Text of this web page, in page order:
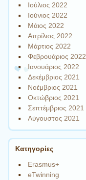
Ιούλιος 2022
Ιούνιος 2022
Μάιος 2022
Απρίλιος 2022
Μάρτιος 2022
Φεβρουάριος 2022
Ιανουάριος 2022
Δεκέμβριος 2021
Νοέμβριος 2021
Οκτώβριος 2021
Σεπτέμβριος 2021
Αύγουστος 2021
Kατηγορίες
Erasmus+
eTwinning